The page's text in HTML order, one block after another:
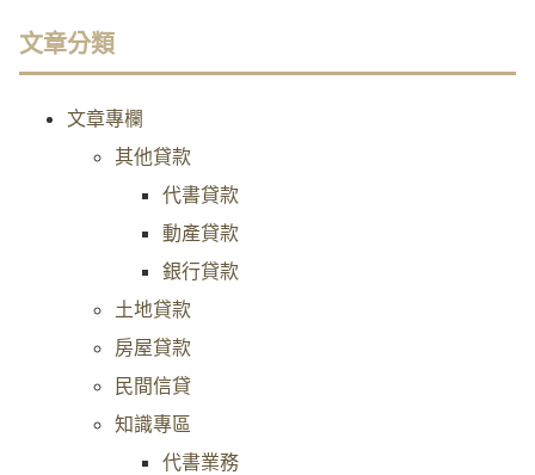
文章分類
文章專欄
其他貸款
代書貸款
動產貸款
銀行貸款
土地貸款
房屋貸款
民間信貸
知識專區
代書業務